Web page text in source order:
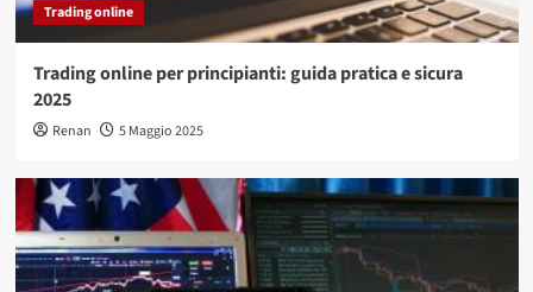
Trading online
Trading online per principianti: guida pratica e sicura
2025
Renan 5 Maggio 2025